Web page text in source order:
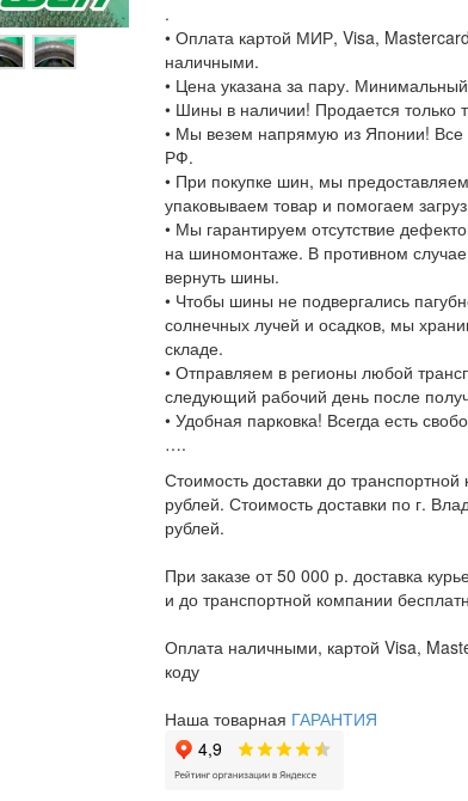
.
• Оплата картой МИР, Visa,
наличными.
• Цена указана за пару.
• Шины в наличии! Продается только
• Мы везем напрямую из Японии!
РФ.
• При покупке шин, мы
упаковываем товар и помогаем
• Мы гарантируем отсутствие
на шиномонтаже. В противном
вернуть шины.
• Чтобы шины не подвергались
солнечных лучей и осадков, мы
складе.
• Отправляем в регионы любой
следующий рабочий день после
• Удобная парковка! Всегда есть
….
Стоимость доставки до
рублей. Стоимость доставки по г.
рублей.
При заказе от 50 000 р. доставка
и до транспортной компании
Оплата наличными, картой Visa,
коду
Наша товарная ГАРАНТИЯ